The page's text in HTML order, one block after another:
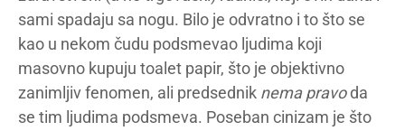
sami spadaju sa nogu. Bilo je odvratno i to što se
kao u nekom čudu podsmevao ljudima koji
masovno kupuju toalet papir, što je objektivno
zanimljiv fenomen, ali predsednik nema pravoda
se tim ljudima podsmeva. Poseban cinizam je što